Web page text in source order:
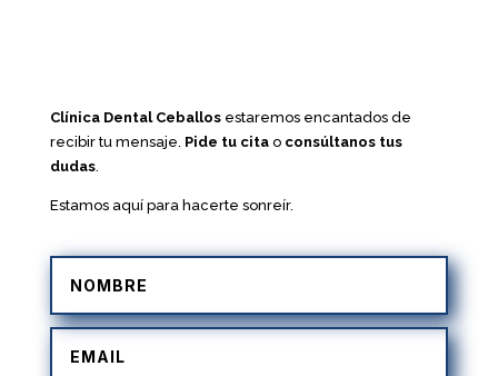
Clínica Dental Ceballosestaremos encantados de
recibir tu mensaje. Pide tu citao consúltanos tus
dudas.
Estamos aquí para hacerte sonreír.